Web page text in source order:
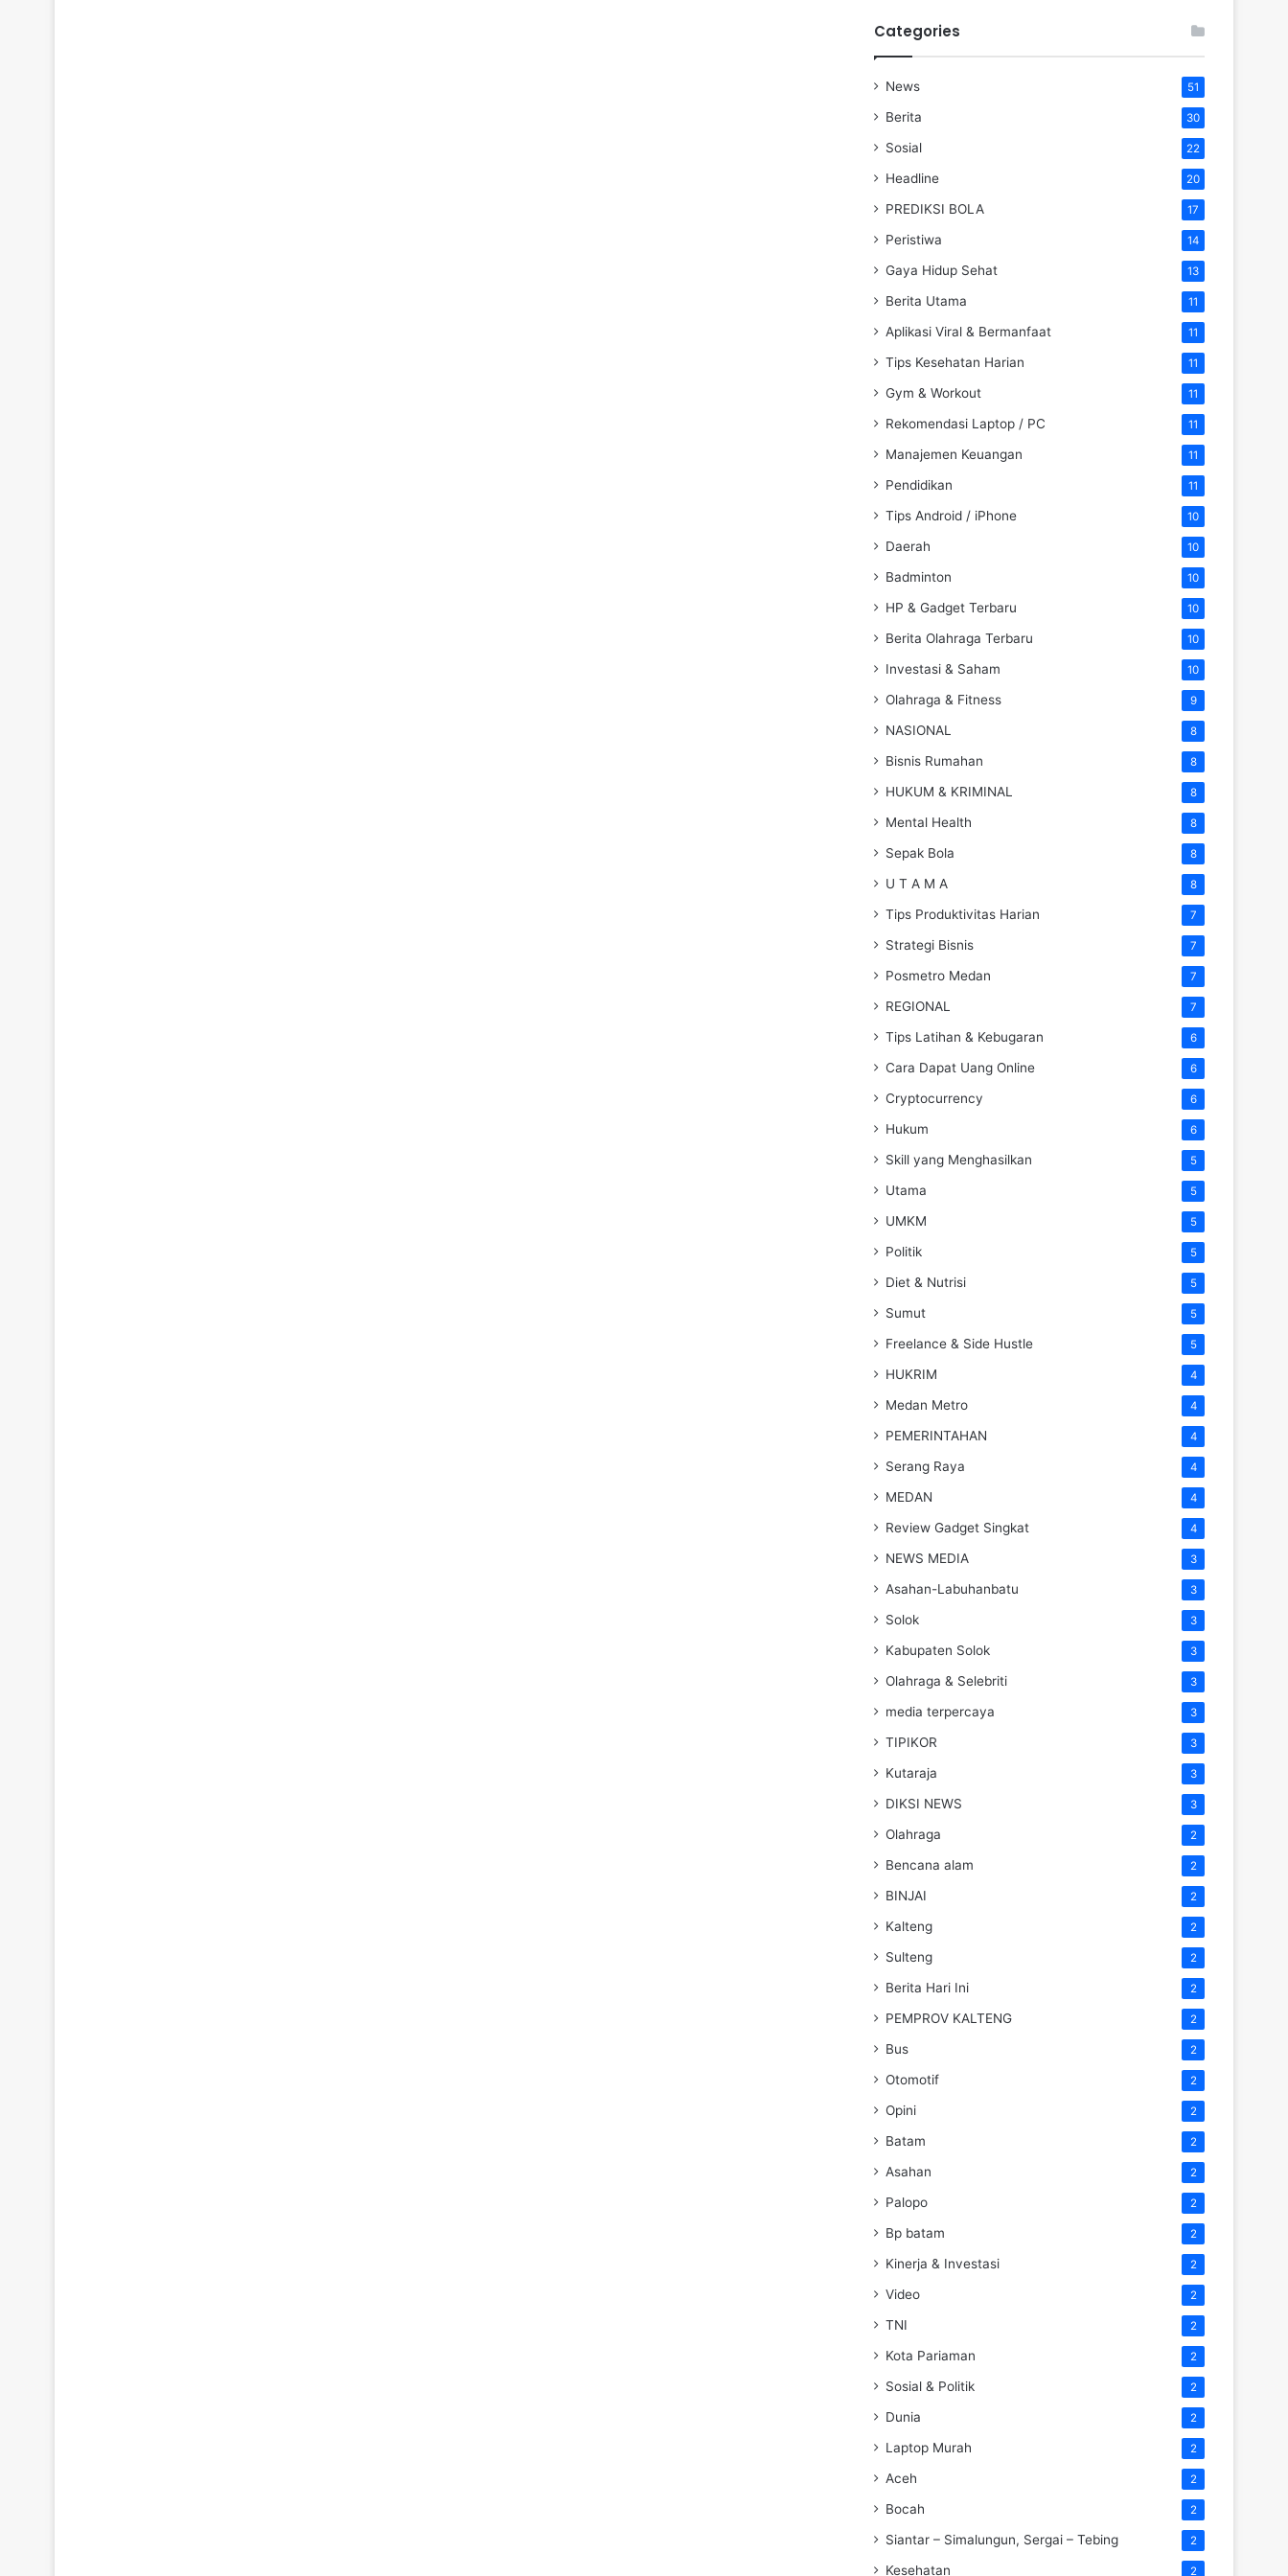
Categories
News 51
Berita 30
Sosial 22
Headline 20
PREDIKSI BOLA 17
Peristiwa 14
Gaya Hidup Sehat 13
Berita Utama 11
Aplikasi Viral & Bermanfaat 11
Tips Kesehatan Harian 11
Gym & Workout 11
Rekomendasi Laptop / PC 11
Manajemen Keuangan 11
Pendidikan 11
Tips Android / iPhone 10
Daerah 10
Badminton 10
HP & Gadget Terbaru 10
Berita Olahraga Terbaru 10
Investasi & Saham 10
Olahraga & Fitness 9
NASIONAL 8
Bisnis Rumahan 8
HUKUM & KRIMINAL 8
Mental Health 8
Sepak Bola 8
U T A M A 8
Tips Produktivitas Harian 7
Strategi Bisnis 7
Posmetro Medan 7
REGIONAL 7
Tips Latihan & Kebugaran 6
Cara Dapat Uang Online 6
Cryptocurrency 6
Hukum 6
Skill yang Menghasilkan 5
Utama 5
UMKM 5
Politik 5
Diet & Nutrisi 5
Sumut 5
Freelance & Side Hustle 5
HUKRIM 4
Medan Metro 4
PEMERINTAHAN 4
Serang Raya 4
MEDAN 4
Review Gadget Singkat 4
NEWS MEDIA 3
Asahan-Labuhanbatu 3
Solok 3
Kabupaten Solok 3
Olahraga & Selebriti 3
media terpercaya 3
TIPIKOR 3
Kutaraja 3
DIKSI NEWS 3
Olahraga 2
Bencana alam 2
BINJAI 2
Kalteng 2
Sulteng 2
Berita Hari Ini 2
PEMPROV KALTENG 2
Bus 2
Otomotif 2
Opini 2
Batam 2
Asahan 2
Palopo 2
Bp batam 2
Kinerja & Investasi 2
Video 2
TNI 2
Kota Pariaman 2
Sosial & Politik 2
Dunia 2
Laptop Murah 2
Aceh 2
Bocah 2
Siantar – Simalungun, Sergai – Tebing 2
Kesehatan 2